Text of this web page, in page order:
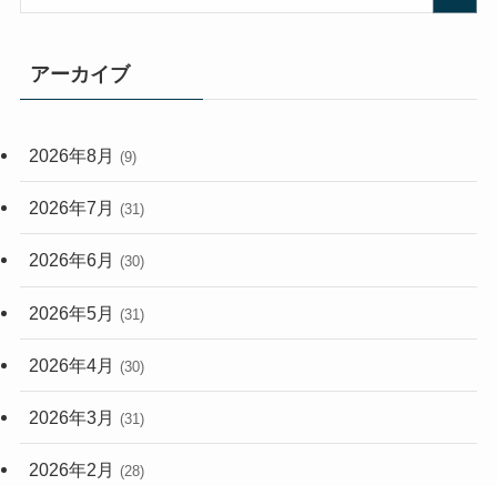
(33)
(248)
アーカイブ
2026年8月 (9)
2026年7月 (31)
2026年6月 (30)
2026年5月 (31)
2026年4月 (30)
2026年3月 (31)
2026年2月 (28)